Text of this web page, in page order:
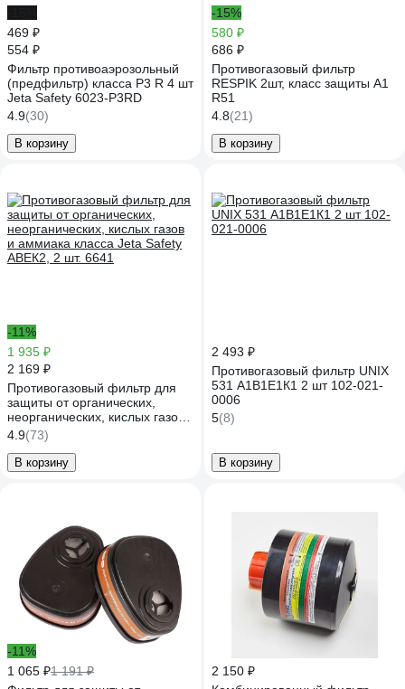
469 ₽
554 ₽
Фильтр противоаэрозольный
(предфильтр) класса P3 R 4 шт
Jeta Safety 6023-P3RD
4.9(30)
В корзину
-15%
580 ₽
686 ₽
Противогазовый фильтр
RESPIK 2шт, класс защиты А1
R51
4.8(21)
В корзину
-11%
1 935 ₽
2 169 ₽
Противогазовый фильтр для
защиты от органических,
неорганических, кислых газов
и аммиака класса Jeta Safety
АВЕК2, 2 шт. 6641
4.9(73)
В корзину
2 493 ₽
Противогазовый фильтр UNIX
531 А1В1Е1К1 2 шт 102-021-
0006
5(8)
В корзину
-11%
1 065 ₽1 191 ₽
2 150 ₽